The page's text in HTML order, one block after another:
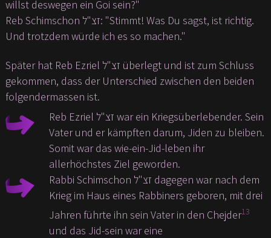
willst deswegen ein Goi sein?"
Reb Schimschon זצ"ל: "Stimmt! Was Du sagst, ist richtig.
Und trotzdem würde ich es so machen."
Später hat Reb Ezriel זצ"ל überlegt und ist zum Schluss
gekommen, dass der Unterschied zwischen den beiden
folgendermassen ist.
Reb Ezriel זצ"ל war ein Kriegsüberlebender. Sein
Vater und er kämpften darum, Jiden zu bleiben.
Somit war das wie-ein-Jid-leben ihr
allerhöchstes Ziel geworden.
Rabbi Schimschon זצ"ל dagegen war nach dem
Krieg im Haus eines Rabbiners geboren, mit drei
Jahren führte ihn sein Vater in den Chejder13
und das Jid-sein war eine